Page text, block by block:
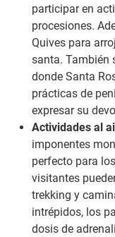
participar en
procesiones.
Quives para
santa. También
donde Santa
prácticas de
expresar su
Actividades al
imponentes
perfecto para
visitantes
trekking y
intrépidos, los
dosis de